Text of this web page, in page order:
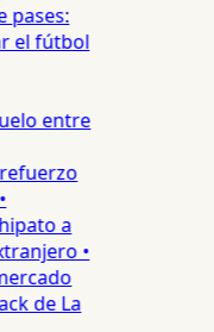
pases:
el fútbol
entre
a
•
de La